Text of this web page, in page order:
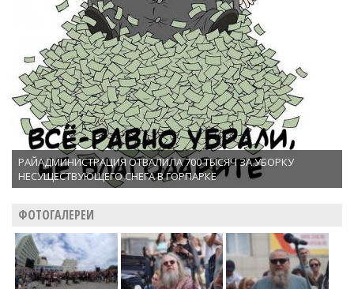
РАЙАДМИНИСТРАЦИЯ ОТВАЛИЛА 700 ТЫСЯЧ ЗА УБОРКУ
НЕСУЩЕСТВУЮЩЕГО СНЕГА В ГОРПАРКЕ
ФОТОГАЛЕРЕИ